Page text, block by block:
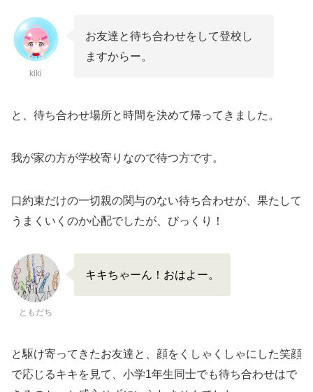
kiki
お友達と待ち合わせをして登校し
ますからー。
と、待ち合わせ場所と時間を決めて帰ってきました。
我が家の方が学校寄りなので待つ方です。
口約束だけの一切親の関与のない待ち合わせが、果たして
うまくいくのか心配でしたが、びっくり！
ともだち
キキちゃーん！おはよー。
と駆け寄ってきたお友達と、顔をくしゃくしゃにした笑顔
で応じるキキを見て、小学1年生同士でも待ち合わせはで